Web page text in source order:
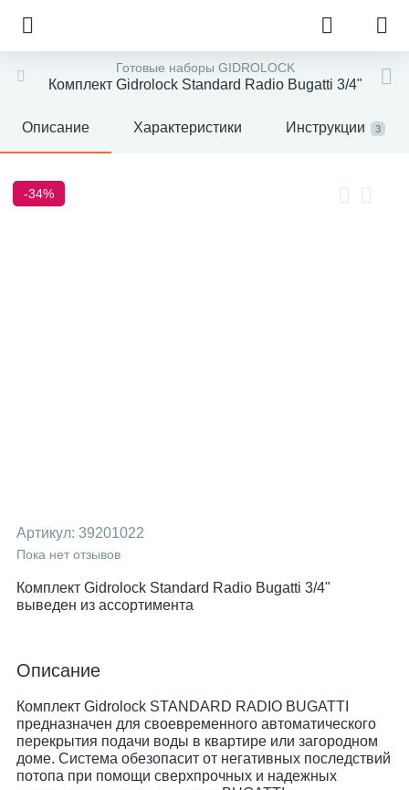
Готовые наборы GIDROLOCK
Комплект Gidrolock Standard Radio Bugatti 3/4"
Описание Характеристики Инструкции 3
-34%
Артикул: 39201022
Пока нет отзывов
Комплект Gidrolock Standard Radio Bugatti 3/4"
выведен из ассортимента
Описание
Комплект Gidrolock STANDARD RADIO BUGATTI
предназначен для своевременного автоматического
перекрытия подачи воды в квартире или загородном
доме. Система обезопасит от негативных последствий
потопа при помощи сверхпрочных и надежных